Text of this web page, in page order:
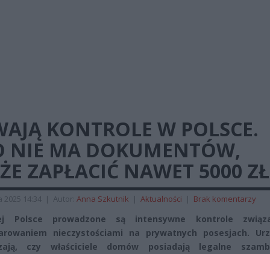
KONTROLE W POLSCE.
NIE MA DOKUMENTÓW,
ZAPŁACIĆ NAWET 5000 ZŁ
2025 14:34 | Autor: Anna Szkutnik | Aktualności | Brak komentarzy
Polsce prowadzone są intensywne kontrole
nieczystościami na prywatnych posesjach.
czy właściciele domów posiadają legalne